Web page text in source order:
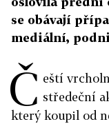
se obávají
mediální,
Č eští
středeční
který koupil od